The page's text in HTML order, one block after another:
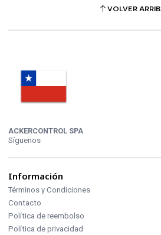
VOLVER
ACKERCONTROL SPA
Síguenos
Información
Términos y Condiciones
Contacto
Política de reembolso
Política de privacidad